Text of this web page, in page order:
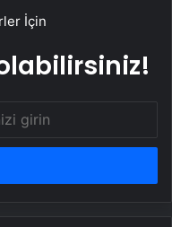
İçin